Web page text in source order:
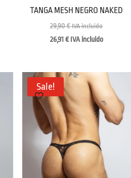
TANGA MESH NEGRO NAKED
29,90€ IVA incluido
26,91 € IVA incluido
Sale!